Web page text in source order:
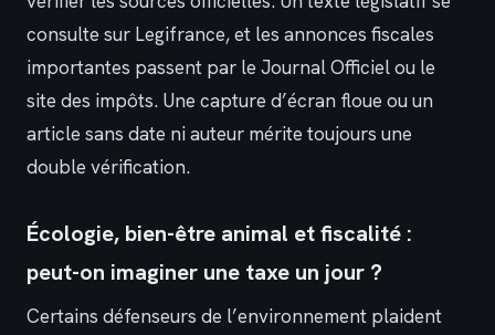
consulte sur Legifrance, et les annonces fiscales
importantes passent par le Journal Officiel ou le
site des impôts. Une capture d’écran floue ou un
article sans date ni auteur mérite toujours une
double vérification.
Écologie, bien-être animal et fiscalité :
peut-on imaginer une taxe un jour ?
Certains défenseurs de l’environnement plaident